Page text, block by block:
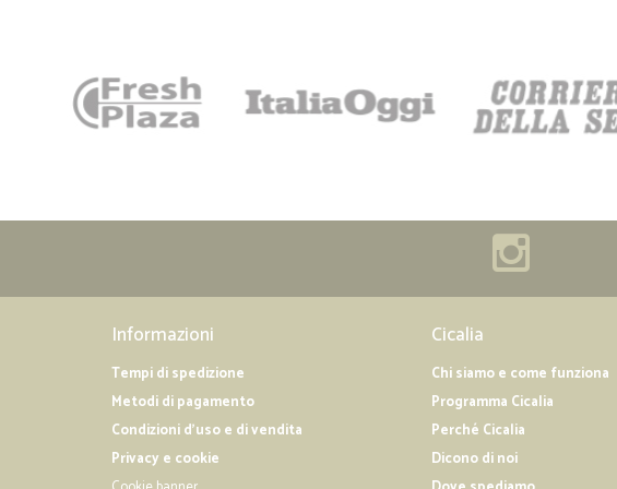
Informazioni
Tempi di spedizione
Metodi di pagamento
Condizioni d'uso e di vendita
Privacy e cookie
Cicalia
Chi siamo e come funziona
Programma Cicalia
Perché Cicalia
Dicono di noi